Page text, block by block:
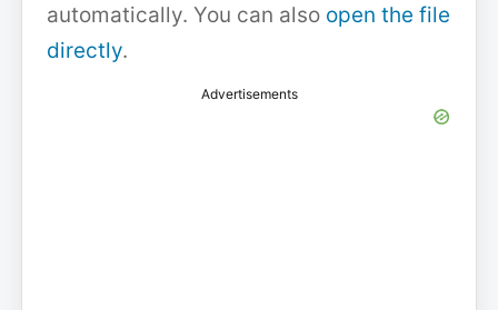
automatically. You can also open the file
directly.
Advertisements